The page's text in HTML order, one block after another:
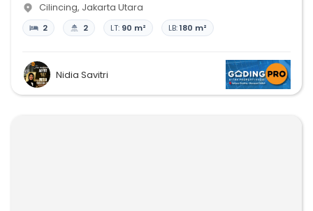
Cilincing, Jakarta Utara
2 2 LT: 90 m² LB:180 m²
Nidia Savitri